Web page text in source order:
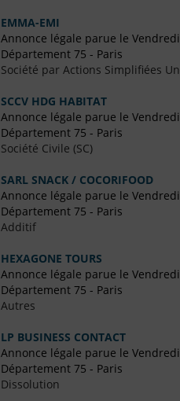
EMMA-EMI
Annonce légale parue le
Département 75 - Paris
Société par Actions Simplifiées
SCCV HDG HABITAT
Annonce légale parue le
Département 75 - Paris
Société Civile (SC)
SARL SNACK / COCORIFOOD
Annonce légale parue le
Département 75 - Paris
Additif
HEXAGONE TOURS
Annonce légale parue le
Département 75 - Paris
Autres
LP BUSINESS CONTACT
Annonce légale parue le
Département 75 - Paris
Dissolution